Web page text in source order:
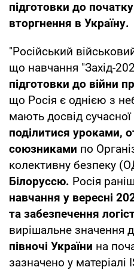
підготовки до
вторгнення в Україну.
"Російський
що навчання "Захід-
підготовки до війни
що Росія є однією з
мають досвід сучасної
поділитися уроками,
союзниками по
колективну безпеку
Білоруссю. Росія
навчання у вересні
та забезпечення
вирішальне значення
півночі України на
зазначено у матеріалі